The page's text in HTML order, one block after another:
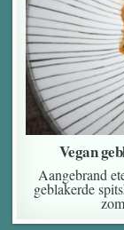
Vegan
Aangebrand
geblakerde